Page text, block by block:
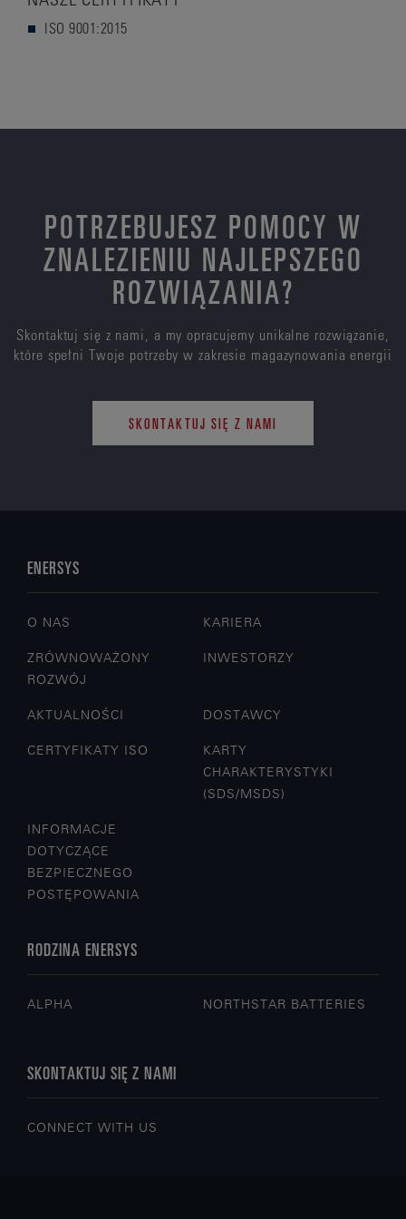
ISO 9001:2015
POTRZEBUJESZ POMOCY W
ZNALEZIENIU NAJLEPSZEGO
ROZWIĄZANIA?
Skontaktuj się z nami, a my opracujemy unikalne rozwiązanie,
które spełni Twoje potrzeby w zakresie magazynowania energii
SKONTAKTUJ SIĘ Z NAMI
ENERSYS
O NAS KARIERA
ZRÓWNOWAŻONY
ROZWÓJ
INWESTORZY
AKTUALNOŚCI DOSTAWCY
CERTYFIKATY ISO
KARTY
CHARAKTERYSTYKI
(SDS/MSDS)
INFORMACJE
DOTYCZĄCE
BEZPIECZNEGO
POSTĘPOWANIA
RODZINA ENERSYS
ALPHA NORTHSTAR BATTERIES
SKONTAKTUJ SIĘ Z NAMI
CONNECT WITH US